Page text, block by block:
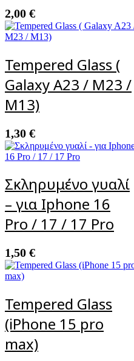
2,00 €
Tempered Glass (
Galaxy A23 / M23 /
M13)
1,30 €
Σκληρυμένο γυαλί
– για Iphone 16
Pro / 17 / 17 Pro
1,50 €
Tempered Glass
(iPhone 15 pro
max)